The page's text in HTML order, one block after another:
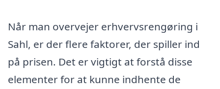
Når man overvejer erhvervsrengøring i
Sahl, er der flere faktorer, der spiller ind
på prisen. Det er vigtigt at forstå disse
elementer for at kunne indhente de